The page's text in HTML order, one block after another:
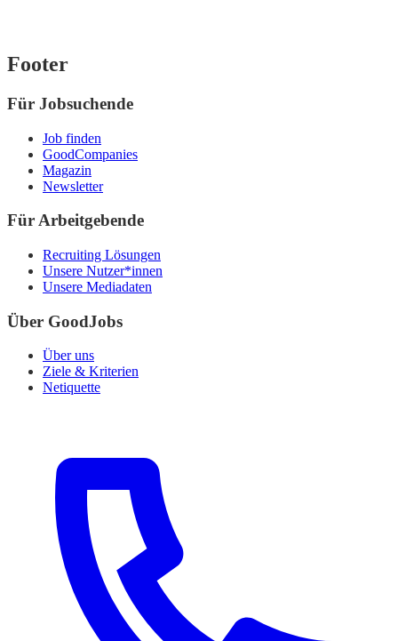
Footer
Für Jobsuchende
Job finden
GoodCompanies
Magazin
Newsletter
Für Arbeitgebende
Recruiting Lösungen
Unsere Nutzer*innen
Unsere Mediadaten
Über GoodJobs
Über uns
Ziele & Kriterien
Netiquette